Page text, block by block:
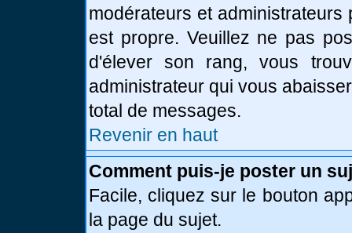
modérateurs et
est propre. Veuillez ne pas
d'élever son rang, vous
administrateur qui vous
total de messages.
Revenir en haut
Comment puis-je poster un
Facile, cliquez sur le bouton
la page du sujet.